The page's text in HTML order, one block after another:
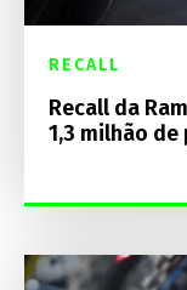
RECALL
Recall da
1,3 milhão de